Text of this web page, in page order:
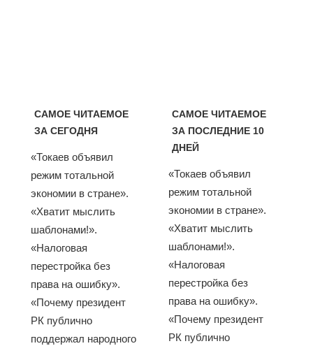
САМОЕ ЧИТАЕМОЕ
ЗА СЕГОДНЯ
«Токаев объявил
режим тотальной
экономии в стране».
«Хватит мыслить
шаблонами!».
«Налоговая
перестройка без
права на ошибку».
«Почему президент
РК публично
поддержал народного
САМОЕ ЧИТАЕМОЕ
ЗА ПОСЛЕДНИЕ 10
ДНЕЙ
«Токаев объявил
режим тотальной
экономии в стране».
«Хватит мыслить
шаблонами!».
«Налоговая
перестройка без
права на ошибку».
«Почему президент
РК публично